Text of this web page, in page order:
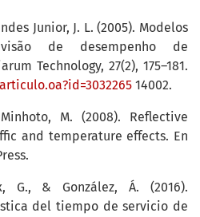
Junior, J. L. (2005). Modelos
de desempenho de
Technology, 27(2), 175–181.
14002.
M. (2008). Reflective
and temperature effects. En
G., & González, Á. (2016).
del tiempo de servicio de